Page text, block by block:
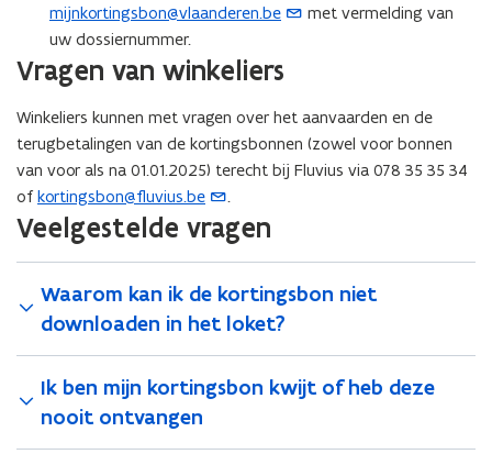
i
l
a
p
l
i
c
a
e
)
mijnkortingsbon@vlaanderen.be
(
o
p
n
t
i
n
u
-
m
a
i
l
met vermelding van
uw dossiernummer.
Vragen van winkeliers
Winkeliers kunnen met vragen over het aanvaarden en de
terugbetalingen van de kortingsbonnen (zowel voor bonnen
van voor als na 01.01.2025) terecht bij Fluvius via 078 35 35 34
ofkortingsbon@fluvius.be
(
o
n
t
i
n
Veelgestelde vragen
Waarom kan ik de kortingsbon niet
downloaden in het loket?
Ik ben mijn kortingsbon kwijt of heb deze
nooit ontvangen